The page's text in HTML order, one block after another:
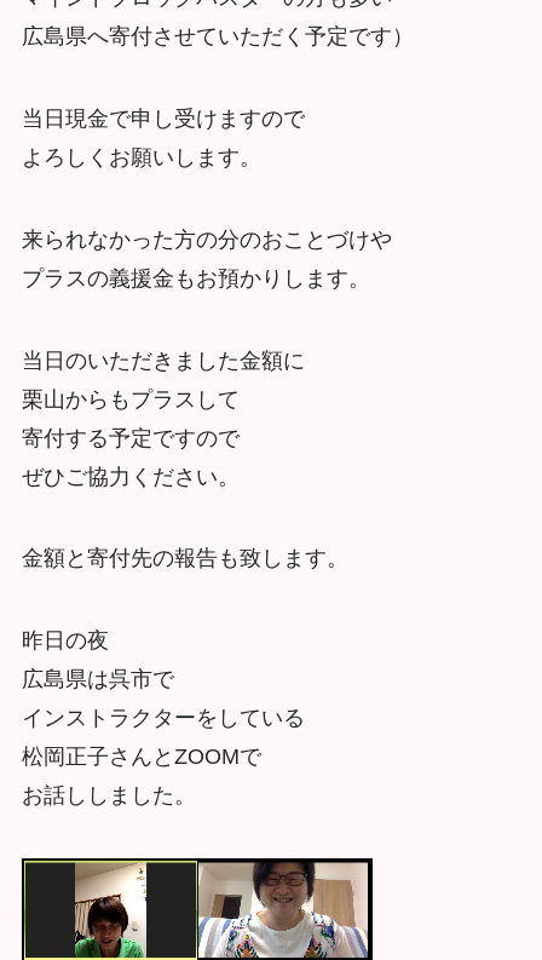
広島県へ寄付させていただく予定です）
当日現金で申し受けますので
よろしくお願いします。
来られなかった方の分のおことづけや
プラスの義援金もお預かりします。
当日のいただきました金額に
栗山からもプラスして
寄付する予定ですので
ぜひご協力ください。
金額と寄付先の報告も致します。
昨日の夜
広島県は呉市で
インストラクターをしている
松岡正子さんとZOOMで
お話ししました。